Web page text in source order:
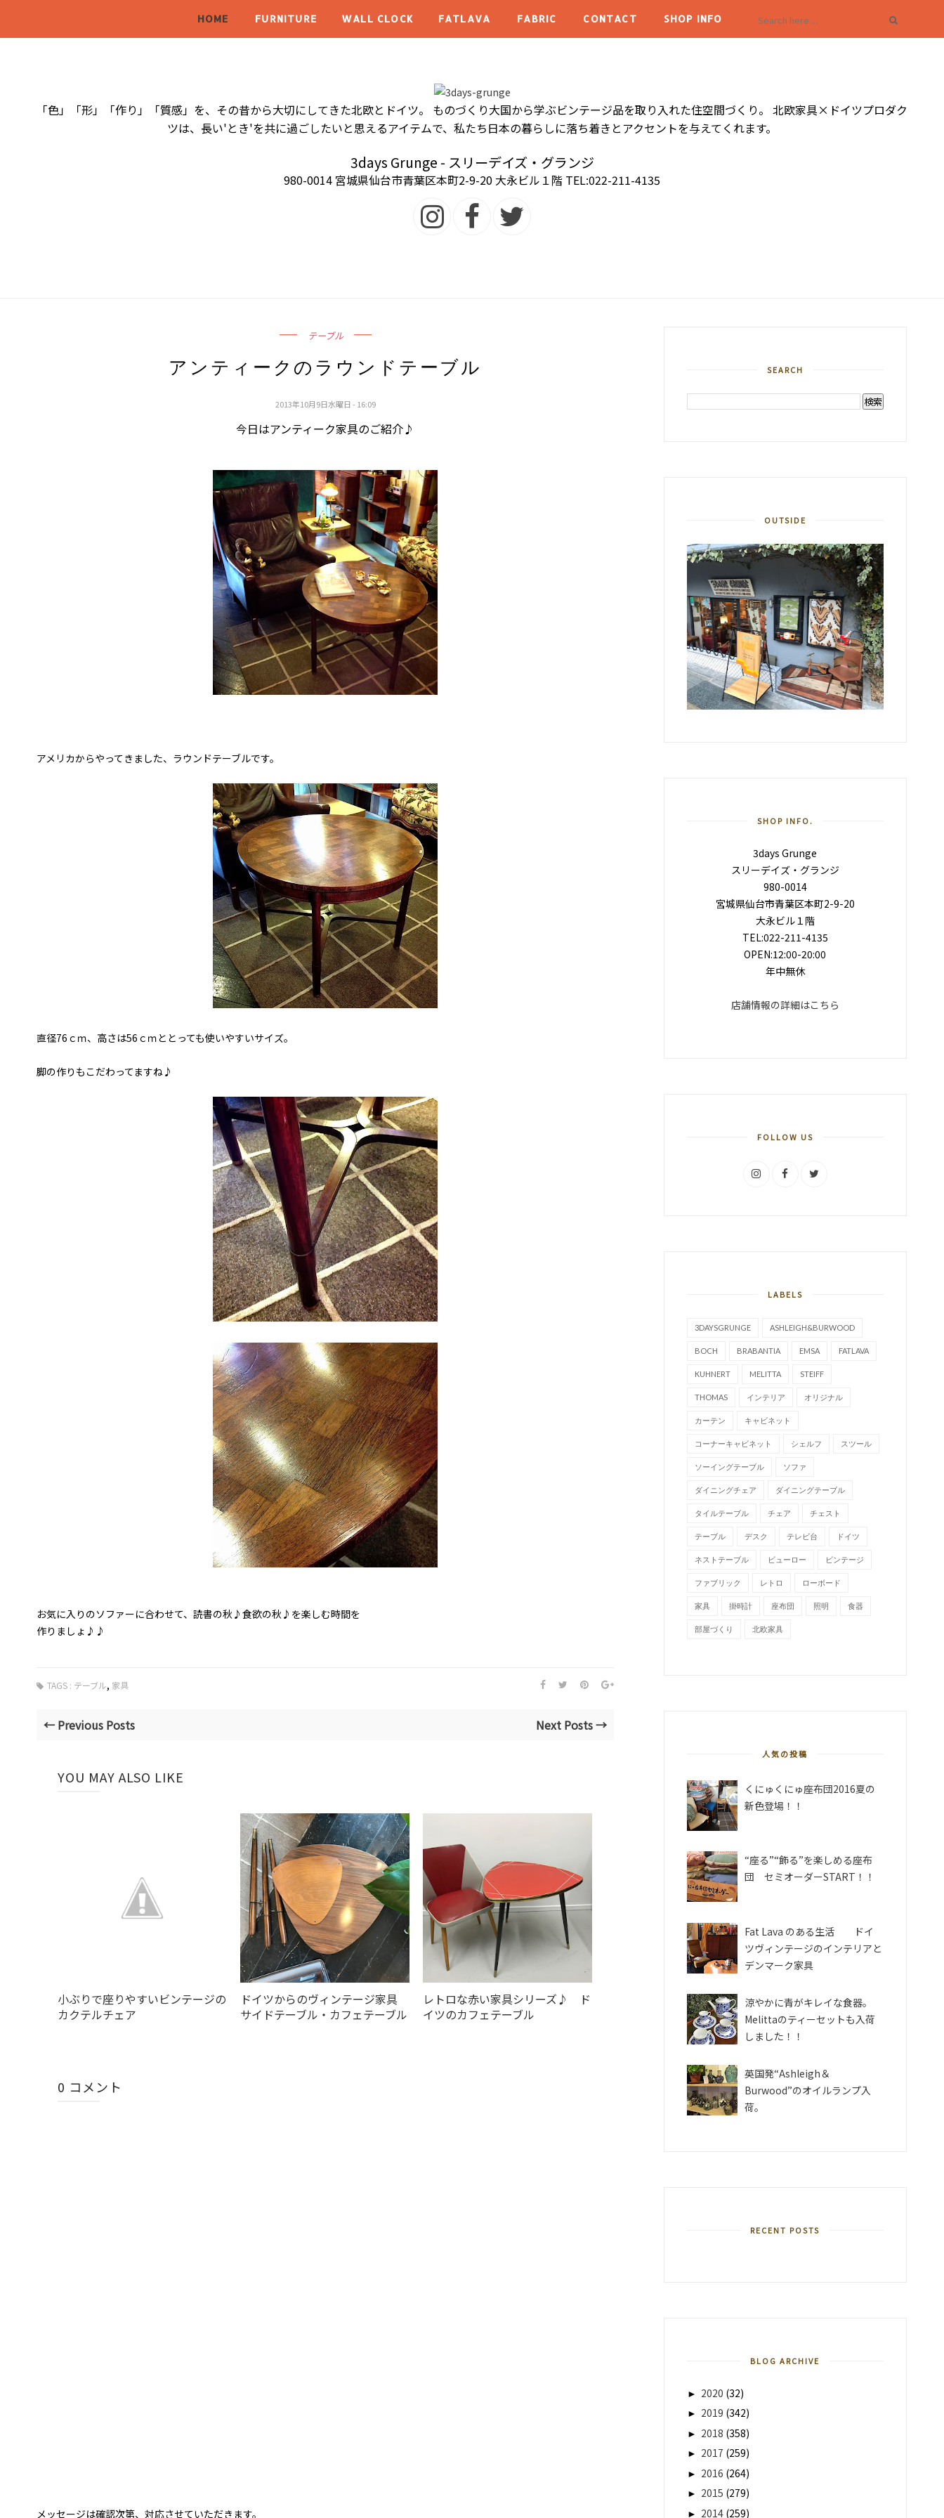
HOME FURNITURE WALL CLOCK FATLAVA FABRIC CONTACT SHOP INFO
「色」「形」「作り」「質感」を、その昔から大切にしてきた北欧とドイツ。 ものづくり大国から学ぶビンテージ品を取り入れた住空間づくり。 北欧家具×ドイツプロダク
ツは、長い'とき'を共に過ごしたいと思えるアイテムで、私たち日本の暮らしに落ち着きとアクセントを与えてくれます。
3days Grunge - スリーデイズ・グランジ
980-0014 宮城県仙台市青葉区本町2-9-20 大永ビル１階 TEL:022-211-4135
テーブル
アンティークのラウンドテーブル
2013年10月9日水曜日 - 16:09
今日はアンティーク家具のご紹介♪
アメリカからやってきました、ラウンドテーブルです。
直径76ｃｍ、高さは56ｃｍととっても使いやすいサイズ。
脚の作りもこだわってますね♪
お気に入りのソファーに合わせて、読書の秋♪食欲の秋♪を楽しむ時間を
作りましょ♪♪
TAGS : テーブル, 家具
← Previous Posts Next Posts →
YOU MAY ALSO LIKE
小ぶりで座りやすいビンテージの
カクテルチェア
ドイツからのヴィンテージ家具
サイドテーブル・カフェテーブル
レトロな赤い家具シリーズ♪ ド
イツのカフェテーブル
0 コメント
メッセージは確認次第、対応させていただきます。
SEARCH
OUTSIDE
SHOP INFO.
3days Grunge
スリーデイズ・グランジ
980-0014
宮城県仙台市青葉区本町2-9-20
大永ビル１階
TEL:022-211-4135
OPEN:12:00-20:00
年中無休
店舗情報の詳細はこちら
FOLLOW US
LABELS
3DAYSGRUNGE ASHLEIGH&BURWOOD
BOCH BRABANTIA EMSA FATLAVA
KUHNERT MELITTA STEIFF
THOMAS インテリア オリジナル
カーテン キャビネット
コーナーキャビネット シェルフ スツール
ソーイングテーブル ソファ
ダイニングチェア ダイニングテーブル
タイルテーブル チェア チェスト
テーブル デスク テレビ台 ドイツ
ネストテーブル ビューロー ビンテージ
ファブリック レトロ ローボード
家具 掛時計 座布団 照明 食器
部屋づくり 北欧家具
人気の投稿
くにゅくにゅ座布団2016夏の
新色登場！！
“座る”“飾る”を楽しめる座布
団 セミオーダーSTART！！
Fat Lava のある生活 ドイ
ツヴィンテージのインテリアと
デンマーク家具
涼やかに青がキレイな食器。
Melittaのティーセットも入荷
しました！！
英国発“Ashleigh＆
Burwood”のオイルランプ入
荷。
RECENT POSTS
BLOG ARCHIVE
► 2020 (32)
► 2019 (342)
► 2018 (358)
► 2017 (259)
► 2016 (264)
► 2015 (279)
► 2014 (259)